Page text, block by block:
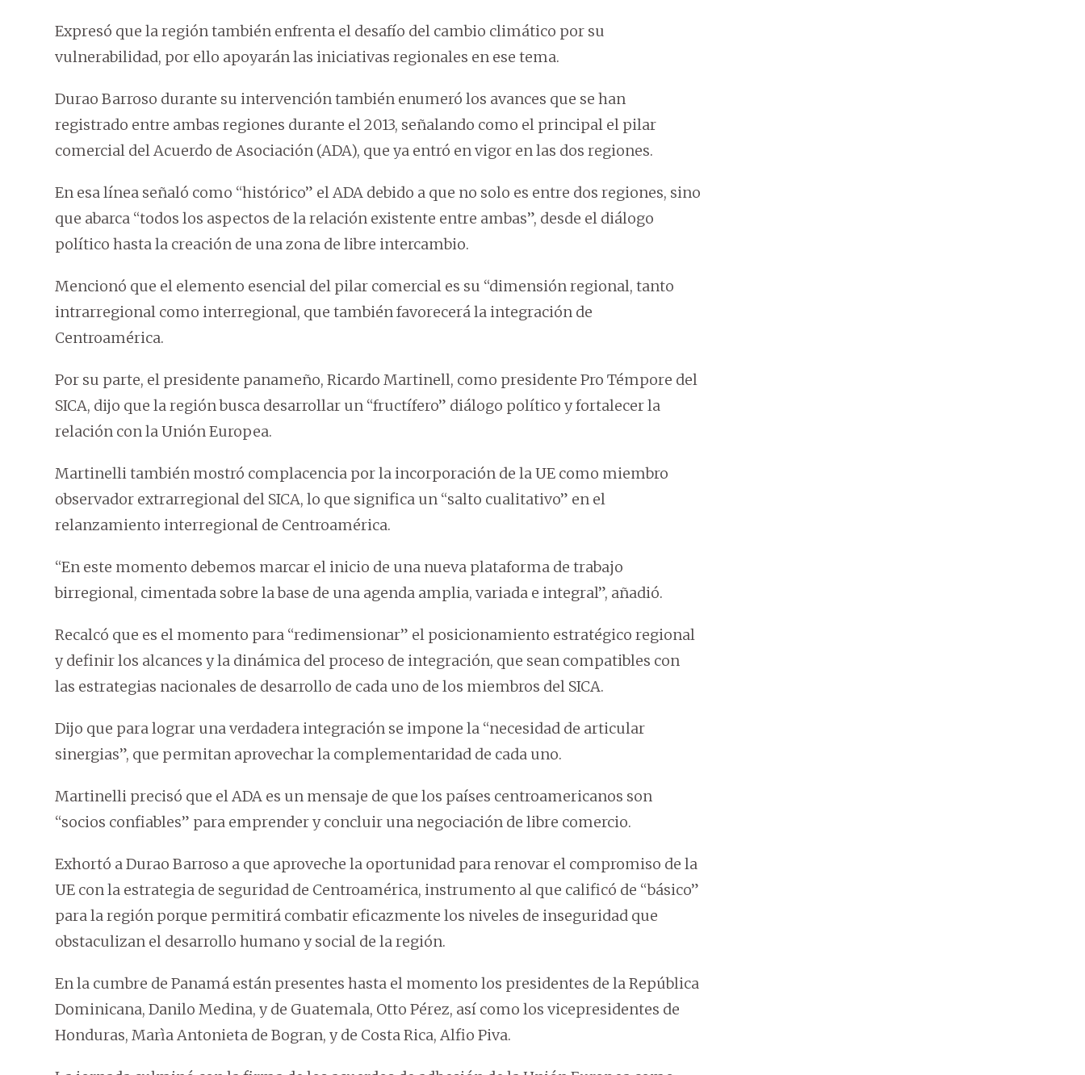
Expresó que la región también enfrenta el desafío del cambio climático por su
vulnerabilidad, por ello apoyarán las iniciativas regionales en ese tema.
Durao Barroso durante su intervención también enumeró los avances que se han
registrado entre ambas regiones durante el 2013, señalando como el principal el pilar
comercial del Acuerdo de Asociación (ADA), que ya entró en vigor en las dos regiones.
En esa línea señaló como “histórico” el ADA debido a que no solo es entre dos regiones, sino
que abarca “todos los aspectos de la relación existente entre ambas”, desde el diálogo
político hasta la creación de una zona de libre intercambio.
Mencionó que el elemento esencial del pilar comercial es su “dimensión regional, tanto
intrarregional como interregional, que también favorecerá la integración de
Centroamérica.
Por su parte, el presidente panameño, Ricardo Martinell, como presidente Pro Témpore del
SICA, dijo que la región busca desarrollar un “fructífero” diálogo político y fortalecer la
relación con la Unión Europea.
Martinelli también mostró complacencia por la incorporación de la UE como miembro
observador extrarregional del SICA, lo que significa un “salto cualitativo” en el
relanzamiento interregional de Centroamérica.
“En este momento debemos marcar el inicio de una nueva plataforma de trabajo
birregional, cimentada sobre la base de una agenda amplia, variada e integral”, añadió.
Recalcó que es el momento para “redimensionar” el posicionamiento estratégico regional
y definir los alcances y la dinámica del proceso de integración, que sean compatibles con
las estrategias nacionales de desarrollo de cada uno de los miembros del SICA.
Dijo que para lograr una verdadera integración se impone la “necesidad de articular
sinergias”, que permitan aprovechar la complementaridad de cada uno.
Martinelli precisó que el ADA es un mensaje de que los países centroamericanos son
“socios confiables” para emprender y concluir una negociación de libre comercio.
Exhortó a Durao Barroso a que aproveche la oportunidad para renovar el compromiso de la
UE con la estrategia de seguridad de Centroamérica, instrumento al que calificó de “básico”
para la región porque permitirá combatir eficazmente los niveles de inseguridad que
obstaculizan el desarrollo humano y social de la región.
En la cumbre de Panamá están presentes hasta el momento los presidentes de la República
Dominicana, Danilo Medina, y de Guatemala, Otto Pérez, así como los vicepresidentes de
Honduras, Marìa Antonieta de Bogran, y de Costa Rica, Alfio Piva.